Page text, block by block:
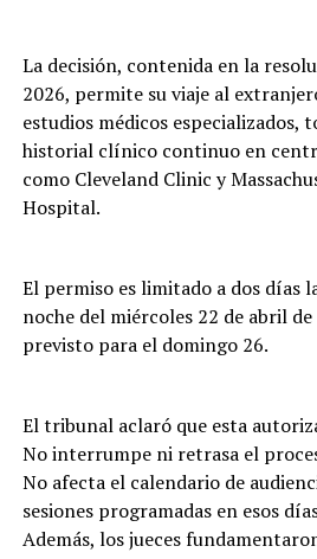
La decisión, contenida en la
2026, permite su viaje al
estudios médicos especializados,
historial clínico continuo en
como Cleveland Clinic y
Hospital.
El permiso es limitado a dos días
noche del miércoles 22 de abril
previsto para el domingo 26.
El tribunal aclaró que esta
No interrumpe ni retrasa el
No afecta el calendario de
sesiones programadas en esos
Además, los jueces